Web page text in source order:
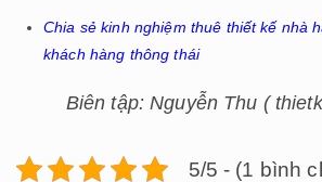
Chia sẻ kinh nghiệm thuê thiết kế nhà
khách hàng thông thái
Biên tập: Nguyễn Thu (
5/5 - (1 bình